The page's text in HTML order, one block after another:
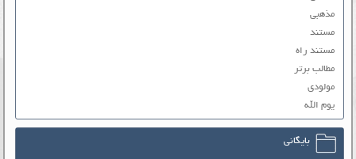
مذهبی
مستند
مستند راه
مطالب برتر
مولودی
یوم الله
بایگانی